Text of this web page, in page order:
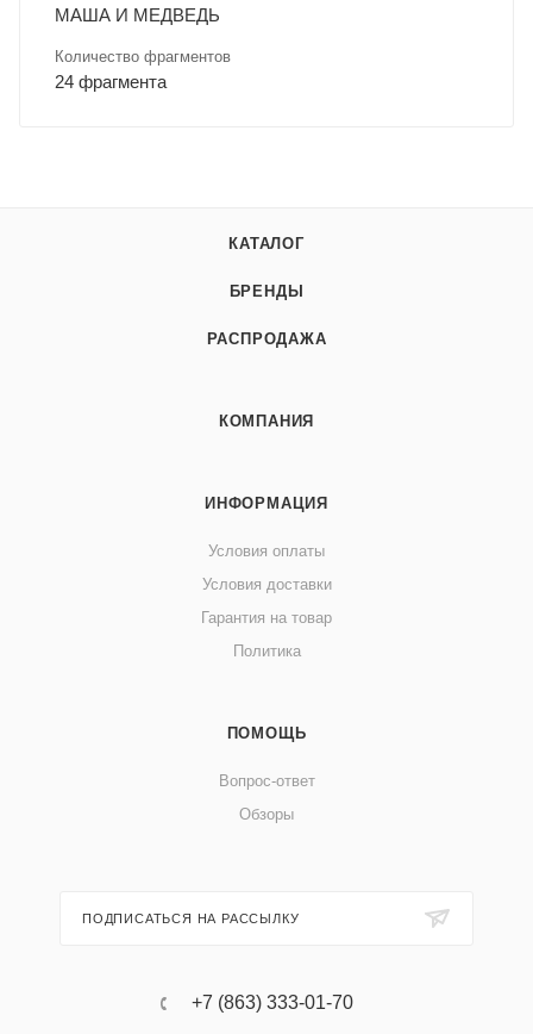
МАША И МЕДВЕДЬ
Количество фрагментов
24 фрагмента
КАТАЛОГ
БРЕНДЫ
РАСПРОДАЖА
КОМПАНИЯ
ИНФОРМАЦИЯ
Условия оплаты
Условия доставки
Гарантия на товар
Политика
ПОМОЩЬ
Вопрос-ответ
Обзоры
ПОДПИСАТЬСЯ НА РАССЫЛКУ
+7 (863) 333-01-70